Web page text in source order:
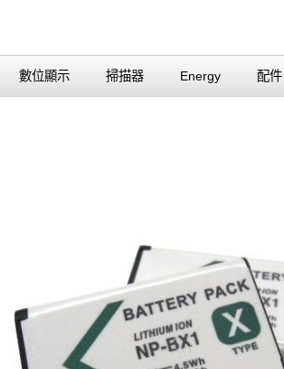
數位顯示 掃描器 Energy 配件